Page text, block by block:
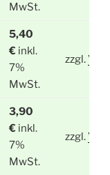
MwSt.
5,40
€ inkl.
7%
MwSt.
zzgl.
3,90
€ inkl.
7%
MwSt.
zzgl.